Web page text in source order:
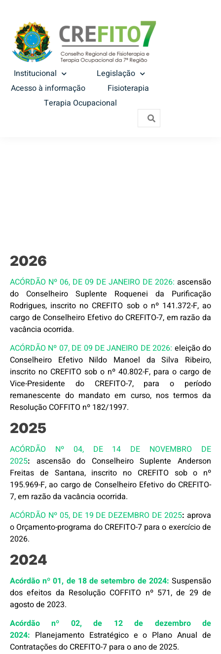
Institucional
Legislação
Acesso à informação
Fisioterapia
Terapia Ocupacional
2026
ACÓRDÃO Nº 06, DE 09 DE JANEIRO DE 2026: ascensão
do Conselheiro Suplente Roquenei da Purificação
Rodrigues, inscrito no CREFITO sob o nº 141.372-F, ao
cargo de Conselheiro Efetivo do CREFITO-7, em razão da
vacância ocorrida.
ACÓRDÃO Nº 07, DE 09 DE JANEIRO DE 2026: eleição do
Conselheiro Efetivo Nildo Manoel da Silva Ribeiro,
inscrito no CREFITO sob o nº 40.802-F, para o cargo de
Vice-Presidente do CREFITO-7, para o período
remanescente do mandato em curso, nos termos da
Resolução COFFITO nº 182/1997.
2025
ACÓRDÃO Nº 04, DE 14 DE NOVEMBRO DE
2025: ascensão do Conselheiro Suplente Anderson
Freitas de Santana, inscrito no CREFITO sob o nº
195.969-F, ao cargo de Conselheiro Efetivo do CREFITO-
7, em razão da vacância ocorrida.
ACÓRDÃO Nº 05, DE 19 DE DEZEMBRO DE 2025: aprova
o Orçamento-programa do CREFITO-7 para o exercício de
2026.
2024
Acórdão nº 01, de 18 de setembro de 2024: Suspensão
dos efeitos da Resolução COFFITO nº 571, de 29 de
agosto de 2023.
Acórdão nº 02, de 12 de dezembro de
2024: Planejamento Estratégico e o Plano Anual de
Contratações do CREFITO-7 para o ano de 2025.